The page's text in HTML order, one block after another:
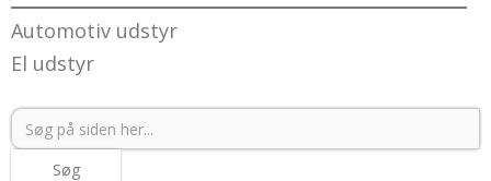
Automotiv udstyr
El udstyr